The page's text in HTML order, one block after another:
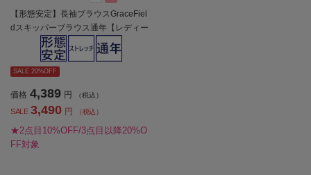
【形態安定】長袖ブラウスGraceFiel
dスキッパーブラウス通年【レディー
SALE 20%OFF
価格 4,389 円 （税込）
SALE 3,490 円 （税込）
★2点目10%OFF/3点目以降20%O
FF対象